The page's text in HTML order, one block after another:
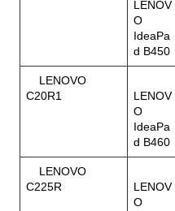
LENOV
O
IdeaPa
d B450
LENOVO
C20R1
LENOV
O
IdeaPa
d B460
LENOVO
C225R
LENOV
O